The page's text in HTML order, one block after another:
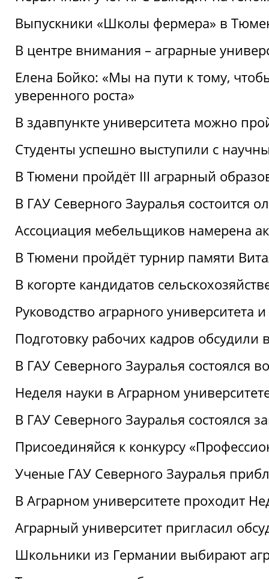
Выпускники «Школы фермера» в
В центре внимания – аграрные
Елена Бойко: «Мы на пути к тому,
уверенного роста»
В здавпункте университета можно
Студенты успешно выступили с
В Тюмени пройдёт III аграрный
В ГАУ Северного Зауралья состоится
Ассоциация мебельщиков намерена
В Тюмени пройдёт турнир памяти
В когорте кандидатов
Руководство аграрного
Подготовку рабочих кадров
В ГАУ Северного Зауралья состоялся
Неделя науки в Аграрном
В ГАУ Северного Зауралья
Присоединяйся к конкурсу
Ученые ГАУ Северного Зауралья
В Аграрном университете проходит
Аграрный университет пригласил
Школьники из Германии выбирают